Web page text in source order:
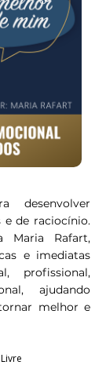
desenvolver
e de raciocínio.
Maria Rafart,
e imediatas
profissional,
ajudando
melhor e
Livre